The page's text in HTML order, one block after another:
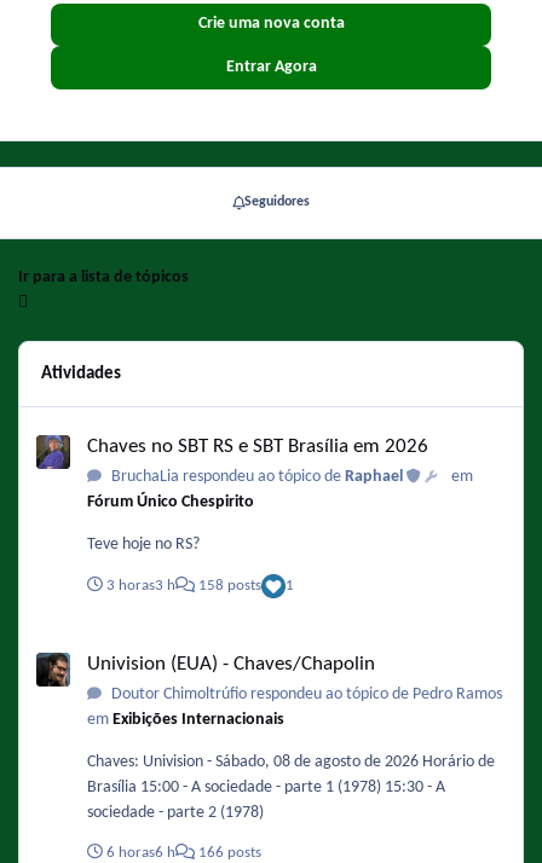
Crie uma nova conta
Entrar Agora
Seguidores
Ir para a lista de tópicos
Atividades
Chaves no SBT RS e SBT Brasília em 2026
BruchaLia respondeu ao tópico de Raphael
em
Fórum Único Chespirito
Teve hoje no RS?
3 horas3 h 158 posts 1
Univision (EUA) - Chaves/Chapolin
Doutor Chimoltrúfio respondeu ao tópico de Pedro Ramos
em Exibições Internacionais
Chaves: Univision - Sábado, 08 de agosto de 2026 Horário de
Brasília 15:00 - A sociedade - parte 1 (1978) 15:30 - A
sociedade - parte 2 (1978)
6 horas6 h 166 posts